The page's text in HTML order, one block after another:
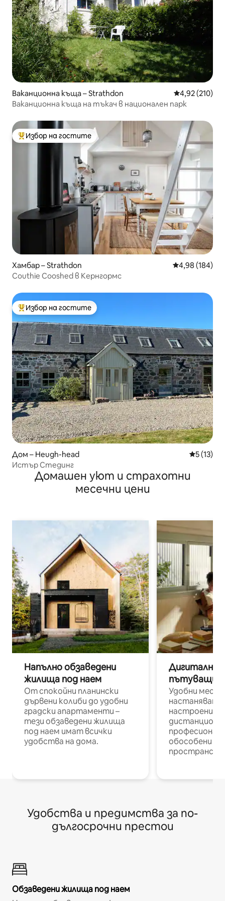
Ваканционна къща – Strathdon Средна
4,92 (210)
Ваканционна къща на тъкач в национален парк
Най-популярен избор на гостите
Избор на гостите
Хамбар – Strathdon Средна
4,98 (184)
Couthie Cooshed в Кернгормс
Най-популярен избор на гостите
Избор на гостите
Дом – Heugh-head Средна
5 (13)
Истър Стединг
Домашен уют и страхотни
месечни цени
Напълно обзаведени
жилища под наем
От спокойни планински
дървени колиби до удобни
градски апартаменти –
тези обзаведени жилища
под наем имат всички
удобства на дома.
Дигитални
пътуващи
Удобни
настаняване
настроени и
обособени
Удобства и предимства за по-
дългосрочни престои
Обзаведени жилища под наем